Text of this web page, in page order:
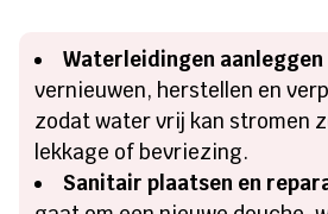
Waterleidingen
vernieuwen, herstellen en
zodat water vrij kan stromen
lekkage of bevriezing.
Sanitair plaatsen en